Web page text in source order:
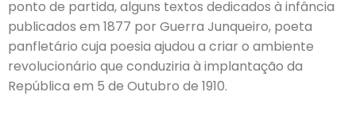
ponto de partida, alguns textos dedicados à infância
publicados em 1877 por Guerra Junqueiro, poeta
panfletário cuja poesia ajudou a criar o ambiente
revolucionário que conduziria à implantação da
República em 5 de Outubro de 1910.